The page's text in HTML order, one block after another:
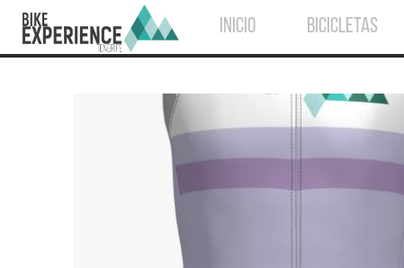
INICIO BICICLETAS